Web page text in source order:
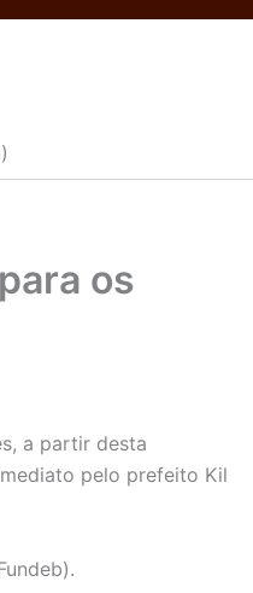
os
a partir desta
pelo prefeito Kil